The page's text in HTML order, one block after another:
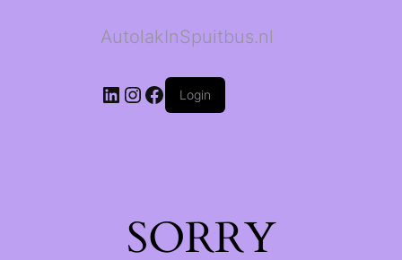
AutolakInSpuitbus.nl
LinkedIn
Instagram
Facebook
Login
SORRY